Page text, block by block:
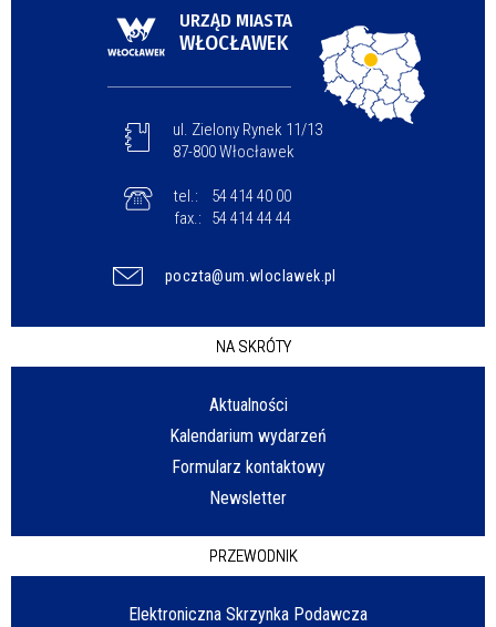
URZĄD MIASTA
WŁOCŁAWEK
ul. Zielony Rynek 11/13
87-800 Włocławek
tel.:
54 414 40 00
fax.:
54 414 44 44
poczta@um.wloclawek.pl
NA SKRÓTY
Aktualności
Kalendarium wydarzeń
Formularz kontaktowy
Newsletter
PRZEWODNIK
Elektroniczna Skrzynka Podawcza